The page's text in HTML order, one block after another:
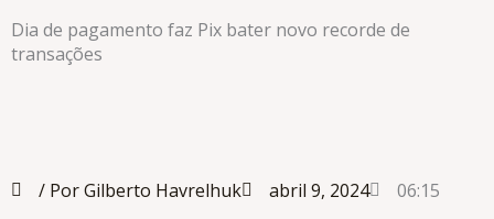
Dia de pagamento faz Pix bater novo recorde de
transações
/ Por Gilberto Havrelhuk abril 9, 2024 06:15